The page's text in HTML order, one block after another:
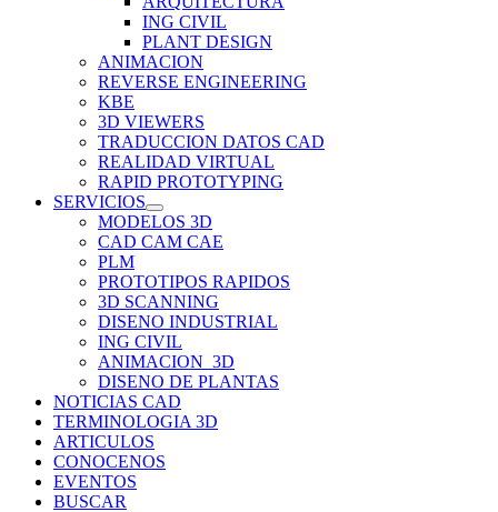
ING CIVIL
PLANT DESIGN
ANIMACION
REVERSE ENGINEERING
KBE
3D VIEWERS
TRADUCCION DATOS CAD
REALIDAD VIRTUAL
RAPID PROTOTYPING
SERVICIOS
MODELOS 3D
CAD CAM CAE
PLM
PROTOTIPOS RAPIDOS
3D SCANNING
DISENO INDUSTRIAL
ING CIVIL
ANIMACION_3D
DISENO DE PLANTAS
NOTICIAS CAD
TERMINOLOGIA 3D
ARTICULOS
CONOCENOS
EVENTOS
BUSCAR